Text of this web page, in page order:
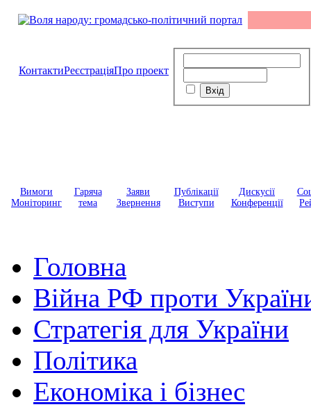
КонтактиРеєстраціяПро проект
Вимоги
Моніторинг
Гаряча
тема
Заяви
Звернення
Публікації
Виступи
Дискусії
Конференції
Головна
Війна РФ проти
Стратегія для України
Політика
Економіка і бізнес